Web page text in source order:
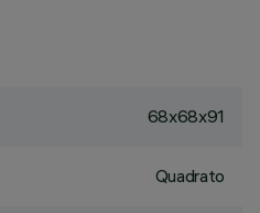
68x68x91
Quadrato